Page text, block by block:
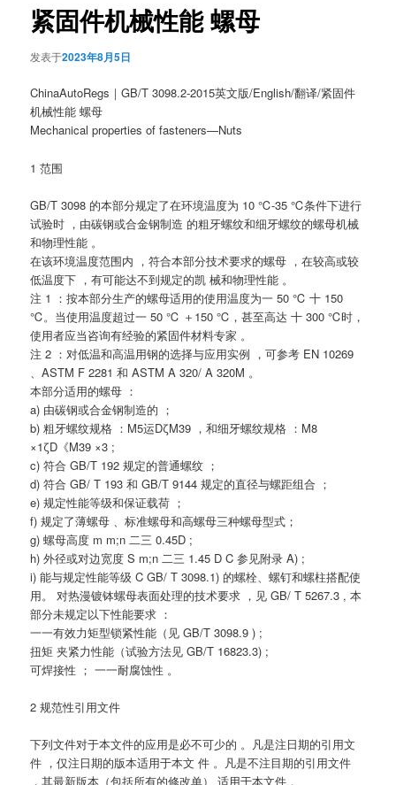
紧固件机械性能 螺母
发表于2023年8月5日
ChinaAutoRegs｜GB/T 3098.2-2015英文版/English/翻译/紧固件
机械性能 螺母
Mechanical properties of fasteners—Nuts
1 范围
GB/T 3098 的本部分规定了在环境温度为 10 ℃-35 ℃条件下进行
试验时 ，由碳钢或合金钢制造 的粗牙螺纹和细牙螺纹的螺母机械
和物理性能 。
在该环境温度范围内 ，符合本部分技术要求的螺母 ，在较高或较
低温度下 ，有可能达不到规定的凯 械和物理性能 。
注 1 ：按本部分生产的螺母适用的使用温度为一 50 ℃ 十 150
℃。当使用温度超过一 50 ℃ ＋150 ℃，甚至高达 十 300 ℃时，
使用者应当咨询有经验的紧固件材料专家 。
注 2 ：对低温和高温用钢的选择与应用实例 ，可参考 EN 10269
、ASTM F 2281 和 ASTM A 320/ A 320M 。
本部分适用的螺母 ：
a) 由碳钢或合金钢制造的 ；
b) 粗牙螺纹规格 ：M5运DζM39 ，和细牙螺纹规格 ：M8
×1ζD《M39 ×3 ;
c) 符合 GB/T 192 规定的普通螺纹 ；
d) 符合 GB/ T 193 和 GB/T 9144 规定的直径与螺距组合 ；
e) 规定性能等级和保证载荷 ；
f) 规定了薄螺母 、标准螺母和高螺母三种螺母型式；
g) 螺母高度 m m;n 二三 0.45D ;
h) 外径或对边宽度 S m;n 二三 1.45 D C 参见附录 A) ;
i) 能与规定性能等级 C GB/ T 3098.1) 的螺栓、螺钉和螺柱搭配使
用。 对热漫镀钵螺母表面处理的技术要求 ，见 GB/ T 5267.3 , 本
部分未规定以下性能要求 ：
一一有效力矩型锁紧性能（见 GB/T 3098.9 ) ;
扭矩 夹紧力性能（试验方法见 GB/T 16823.3) ;
可焊接性 ； 一一耐腐蚀性 。
2 规范性引用文件
下列文件对于本文件的应用是必不可少的 。凡是注日期的引用文
件 ，仅注日期的版本适用于本文 件 。凡是不注目期的引用文件
，其最新版本（包括所有的修改单） 适用于本文件 。